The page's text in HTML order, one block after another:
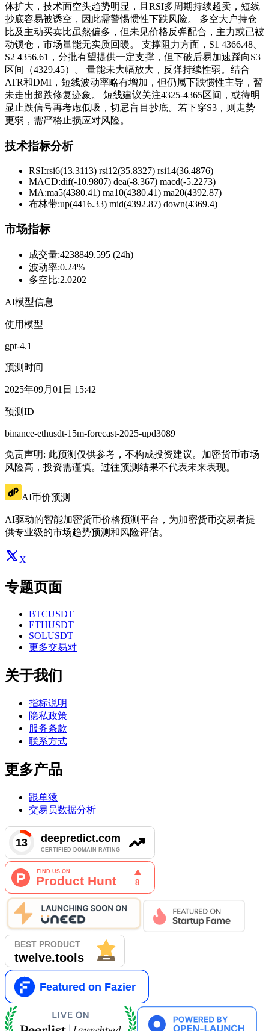
体扩大，技术面空头趋势明显，且RSI多周期持续超卖，短线
抄底容易被诱空，因此需警惕惯性下跌风险。 多空大户持仓
比及主动买卖比虽然偏多，但未见价格反弹配合，主力或已被
动锁仓，市场量能无实质回暖。 支撑阻力方面，S1 4366.48、
S2 4356.61，分批有望提供一定支撑，但下破后易加速踩向S3
区间（4329.45）。 量能未大幅放大，反弹持续性弱。结合
ATR和DMI，短线波动率略有增加，但仍属下跌惯性主导，暂
未走出超跌修复迹象。 短线建议关注4325-4365区间，或待明
显止跌信号再考虑低吸，切忌盲目抄底。若下穿S3，则走势
更弱，需严格止损应对风险。
技术指标分析
RSI:rsi6(13.3113) rsi12(35.8327) rsi14(36.4876)
MACD:dif(-10.9807) dea(-8.367) macd(-5.2273)
MA:ma5(4380.41) ma10(4380.41) ma20(4392.87)
布林带:up(4416.33) mid(4392.87) down(4369.4)
市场指标
成交量:4238849.595 (24h)
波动率:0.24%
多空比:2.0202
AI模型信息
使用模型
gpt-4.1
预测时间
2025年09月01日 15:42
预测ID
binance-ethusdt-15m-forecast-2025-upd3089
免责声明: 此预测仅供参考，不构成投资建议。加密货币市场
风险高，投资需谨慎。过往预测结果不代表未来表现。
AI币价预测
AI驱动的智能加密货币价格预测平台，为加密货币交易者提
供专业级的市场趋势预测和风险评估。
X
专题页面
BTCUSDT
ETHUSDT
SOLUSDT
更多交易对
关于我们
指标说明
隐私政策
服务条款
联系方式
更多产品
跟单猿
交易员数据分析